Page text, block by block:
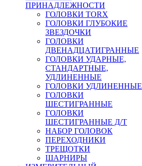
ПРИНАДЛЕЖНОСТИ
ГОЛОВКИ TORX
ГОЛОВКИ ГЛУБОКИЕ
ЗВЕЗДОЧКИ
ГОЛОВКИ
ДВЕНАДЦАТИГРАННЫЕ
ГОЛОВКИ УДАРНЫЕ,
СТАНДАРТНЫЕ,
УДЛИНЕННЫЕ
ГОЛОВКИ УДЛИНЕННЫЕ
ГОЛОВКИ
ШЕСТИГРАННЫЕ
ГОЛОВКИ
ШЕСТИГРАННЫЕ Д/Т
НАБОР ГОЛОВОК
ПЕРЕХОДНИКИ
ТРЕЩОТКИ
ШАРНИРЫ